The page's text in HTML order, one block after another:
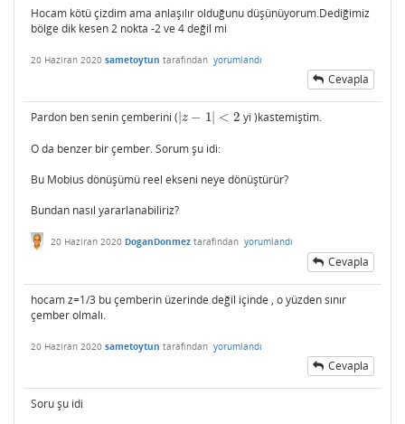
Hocam kötü çizdim ama anlaşılır olduğunu düşünüyorum.Dediğimiz
bölge dik kesen 2 nokta -2 ve 4 değil mi
20 Haziran 2020 sametoytun tarafından yorumlandı
Cevapla
Pardon ben senin çemberini ( z − 1| < 2
|z −1 |< 2 yi )kastemiştim.
O da benzer bir çember. Sorum şu idi:
Bu Mobius dönüşümü reel ekseni neye dönüştürür?
Bundan nasıl yararlanabiliriz?
20 Haziran 2020 DoganDonmez tarafından yorumlandı
Cevapla
hocam z=1/3 bu çemberin üzerinde değil içinde , o yüzden sınır
çember olmalı.
20 Haziran 2020 sametoytun tarafından yorumlandı
Cevapla
Soru şu idi